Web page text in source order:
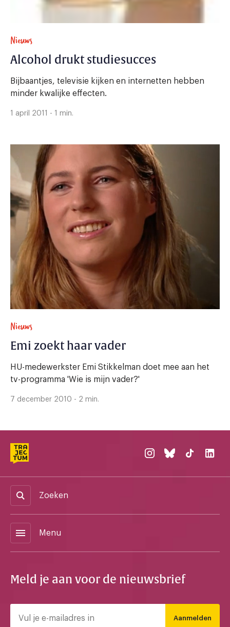
Nieuws
Alcohol drukt studiesucces
Bijbaantjes, televisie kijken en internetten hebben
minder kwalijke effecten.
1 april 2011 - 1 min.
Nieuws
Emi zoekt haar vader
HU-medewerkster Emi Stikkelman doet mee aan het
tv-programma 'Wie is mijn vader?'
7 december 2010 - 2 min.
Zoeken
menu Menu
Meld je aan voor de nieuwsbrief
Aanmelden